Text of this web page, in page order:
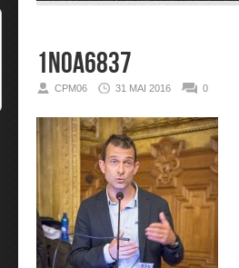
1N0A6837
CPM06 31 MAI 2016 0